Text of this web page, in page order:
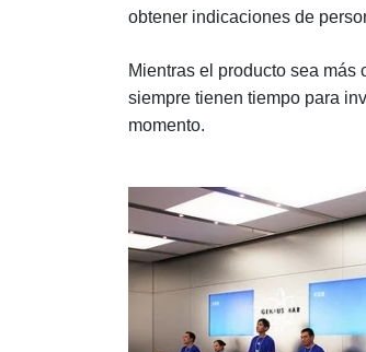
obtener indicaciones de
Mientras el producto sea
siempre tienen tiempo para
momento.